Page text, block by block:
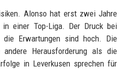
Alonso hat erst zwei Jahre
in einer Top-Liga. Der Druck bei
Erwartungen sind hoch. Die
Herausforderung als die
in Leverkusen sprechen für